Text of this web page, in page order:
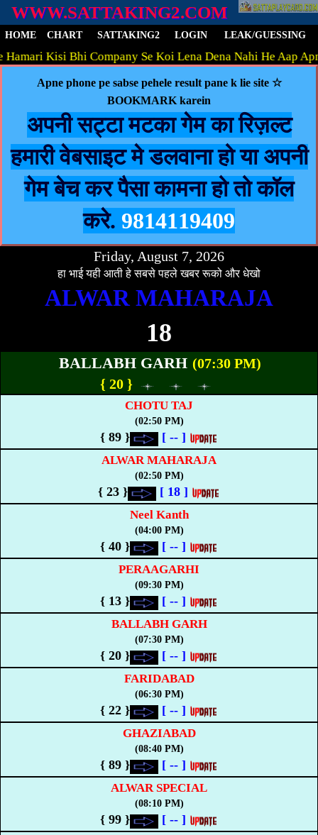
WWW.SATTAKING2.COM
HOME CHART SATTAKING2 LOGIN LEAK/GUESSING
Kisi Bhi Company Se Koi Lena Dena Nahi He Aap Apni
Apne phone pe sabse pehele result pane k lie site ☆
BOOKMARK karein
अपनी सट्टा मटका गेम का रिज़ल्ट
हमारी वेबसाइट मे डलवाना हो या अपनी
गेम बेच कर पैसा कामना हो तो कॉल
करे. 9814119409
Friday, August 7, 2026
हा भाई यही आती हे सबसे पहले खबर रूको और धेखो
ALWAR MAHARAJA
18
BALLABH GARH (07:30 PM)
{ 20 }
CHOTU TAJ
(02:50 PM)
{ 89 } [ -- ]
ALWAR MAHARAJA
(02:50 PM)
{ 23 } [ 18 ]
Neel Kanth
(04:00 PM)
{ 40 } [ -- ]
PERAAGARHI
(09:30 PM)
{ 13 } [ -- ]
BALLABH GARH
(07:30 PM)
{ 20 } [ -- ]
FARIDABAD
(06:30 PM)
{ 22 } [ -- ]
GHAZIABAD
(08:40 PM)
{ 89 } [ -- ]
ALWAR SPECIAL
(08:10 PM)
{ 99 } [ -- ]